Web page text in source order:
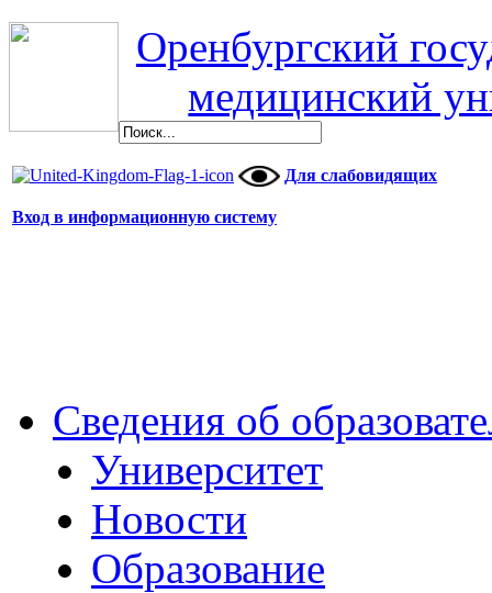
Оренбургский
медицинский
Для слабовидящих
Вход в информационную систему
Сведения об
Университет
Новости
Образование